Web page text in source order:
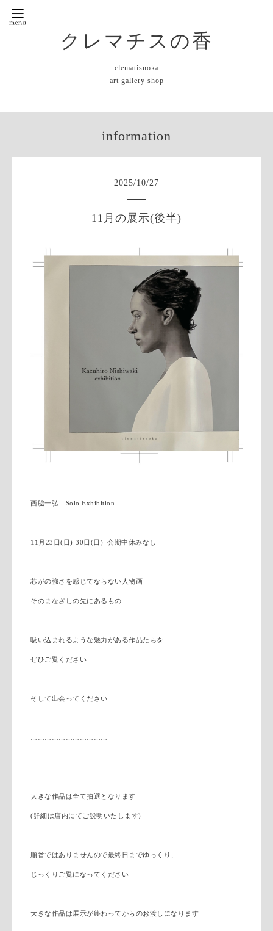
クレマチスの香
clematisnoka
art gallery shop
information
2025/10/27
11月の展示(後半)
西脇一弘 Solo Exhibition
11月23日(日)-30日(日) 会期中休みなし
芯がの強さを感じてならない人物画
そのまなざしの先にあるもの
吸い込まれるような魅力がある作品たちを
ぜひご覧ください
そして出会ってください
大きな作品は全て抽選となります
(詳細は店内にてご説明いたします)
順番ではありませんので最終日までゆっくり、
じっくりご覧になってください
大きな作品は展示が終わってからのお渡しになります